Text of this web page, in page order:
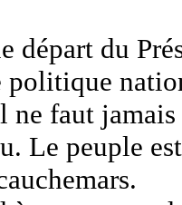
départ du
politique
ne faut
Le peuple